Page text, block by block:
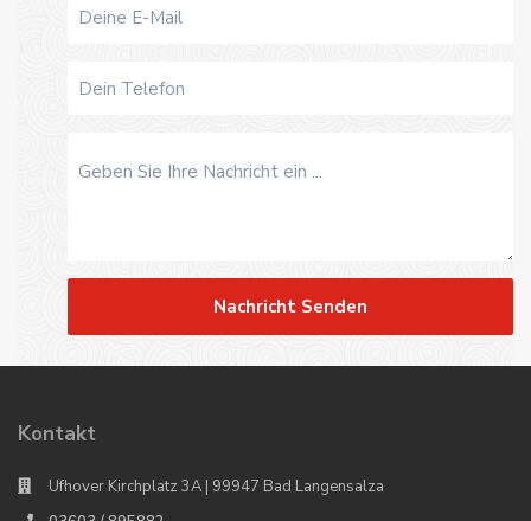
Nachricht Senden
Kontakt
Ufhover Kirchplatz 3A | 99947 Bad Langensalza